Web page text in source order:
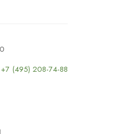
+7 (495) 208-74-88